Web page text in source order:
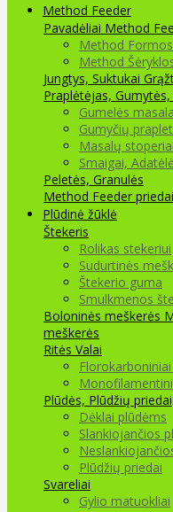
Method Feeder
Pavadėliai Method
Method Formos
Method
Jungtys, Suktukai
Praplėtėjas,
Gumelės
Gumyčių
Masalų
Smaigai,
Peletės, Granulės
Method Feeder priedai
Plūdinė žūklė
Štekeris
Rolikas stekeriui
Sudurtinės
Štekerio guma
Smulkmenos
Boloninės meškerės
meškerės
Ritės Valai
Plūdės, Plūdžių priedai
Dėklai plūdėms
Slankiojančios
Plūdžių priedai
Svareliai
Gylio matuokliai